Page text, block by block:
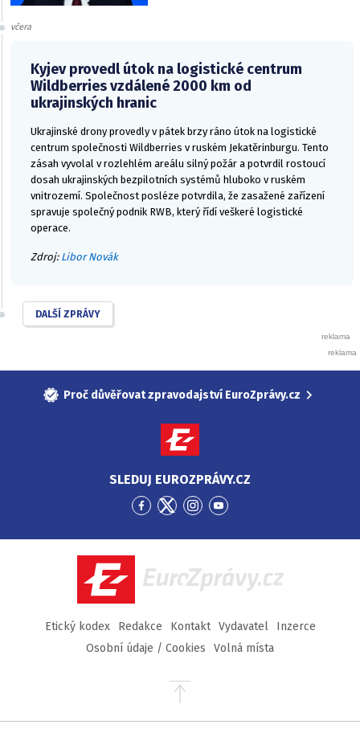
včera
Kyjev provedl útok na logistické centrum
Wildberries vzdálené 2000 km od
ukrajinských hranic
Ukrajinské drony provedly v pátek brzy ráno útok na logistické
centrum společnosti Wildberries v ruském Jekatěrinburgu. Tento
zásah vyvolal v rozlehlém areálu silný požár a potvrdil rostoucí
dosah ukrajinských bezpilotních systémů hluboko v ruském
vnitrozemí. Společnost posléze potvrdila, že zasažené zařízení
spravuje společný podnik RWB, který řídí veškeré logistické
operace.
Zdroj: Libor Novák
DALŠÍ ZPRÁVY
Proč důvěřovat zpravodajství EuroZprávy.cz
SLEDUJ EUROZPRÁVY.CZ
Přejít
Facebook
Přejít
Twitter
Přejít
Instagram
Přejít
YouTube
EuroZprávy.cz
Etický kodex Redakce Kontakt Vydavatel
Inzerce
Osobní údaje / Cookies
Volná místa
Přejít
stránky